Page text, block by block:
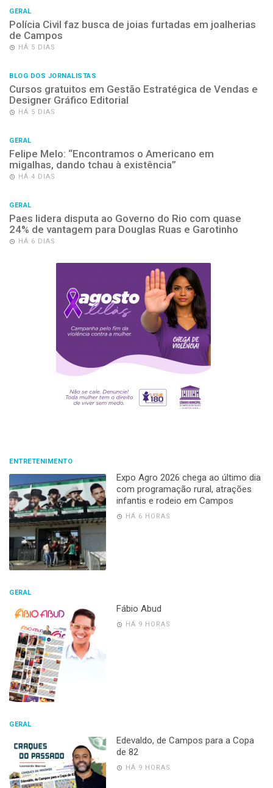
GERAL
Polícia Civil faz busca de joias furtadas em joalherias
de Campos
HÁ 5 DIAS
BLOG DOS JORNALISTAS
Cursos gratuitos em Gestão Estratégica de Vendas e
Designer Gráfico Editorial
HÁ 5 DIAS
GERAL
Felipe Melo: “Encontramos o Americano em
migalhas, dando tchau à existência”
HÁ 4 DIAS
GERAL
Paes lidera disputa ao Governo do Rio com quase
24% de vantagem para Douglas Ruas e Garotinho
HÁ 6 DIAS
ENTRETENIMENTO
Expo Agro 2026 chega ao último dia
com programação rural, atrações
infantis e rodeio em Campos
HÁ 6 HORAS
GERAL
Fábio Abud
HÁ 9 HORAS
GERAL
Edevaldo, de Campos para a Copa
de 82
HÁ 9 HORAS